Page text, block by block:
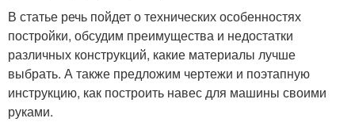
В статье речь пойдет о технических особенностях
постройки, обсудим преимущества и недостатки
различных конструкций, какие материалы лучше
выбрать. А также предложим чертежи и поэтапную
инструкцию, как построить навес для машины своими
руками.